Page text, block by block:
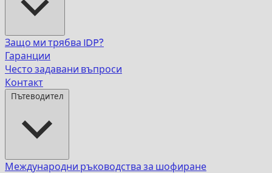
Защо ми трябва IDP?
Гаранции
Често задавани въпроси
Контакт
Пътеводител
Международни ръководства за шофиране